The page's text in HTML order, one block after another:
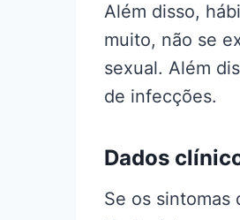
Além disso,
muito, não se
sexual. Além
de infecções.
Dados
Se os sintomas